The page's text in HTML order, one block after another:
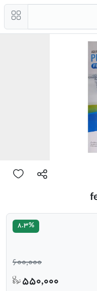
8.3%
600,000
550,000